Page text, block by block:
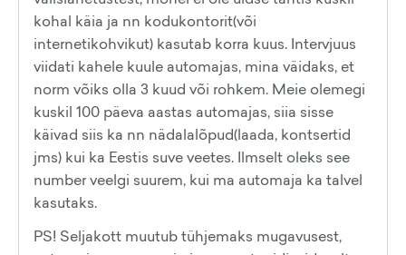
kohal käia ja nn kodukontorit(või
internetikohvikut) kasutab korra kuus. Intervjuus
viidati kahele kuule automajas, mina väidaks, et
norm võiks olla 3 kuud või rohkem. Meie olemegi
kuskil 100 päeva aastas automajas, siia sisse
käivad siis ka nn nädalalõpud(laada, kontsertid
jms) kui ka Eestis suve veetes. Ilmselt oleks see
number veelgi suurem, kui ma automaja ka talvel
kasutaks.
PS! Seljakott muutub tühjemaks mugavusest,